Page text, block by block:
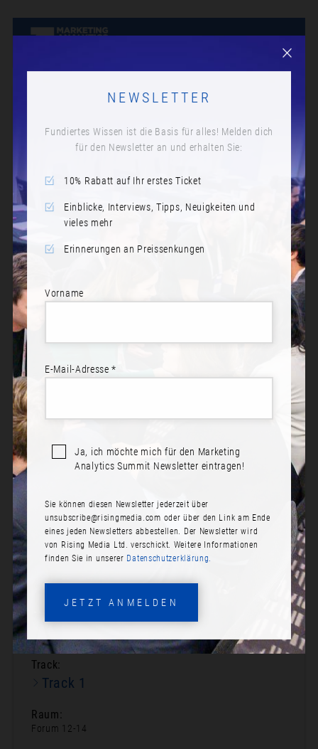
Sprecher*innen:
Jonas Strübig
DURCH KOMBINATION VON
DIGITAL ANALYTICS,
UMFRAGEN UND CDP
Datum:
Dienstag, 19. November 2024
Track:
Track 1
Raum:
Forum 12-14
NEWSLETTER
Fundiertes Wissen ist die Basis für alles! Melden dich
für den Newsletter an und erhalten Sie:
10% Rabatt auf Ihr erstes Ticket
Einblicke, Interviews, Tipps, Neuigkeiten und
vieles mehr
Erinnerungen an Preissenkungen
Vorname
E-Mail-Adresse *
Ja, ich möchte mich für den Marketing
Analytics Summit Newsletter eintragen!
Sie können diesen Newsletter jederzeit über
unsubscribe@risingmedia.com oder über den Link am Ende
eines jeden Newsletters abbestellen. Der Newsletter wird
von Rising Media Ltd. verschickt. Weitere Informationen
finden Sie in unserer Datenschutzerklärung.
JETZT ANMELDEN